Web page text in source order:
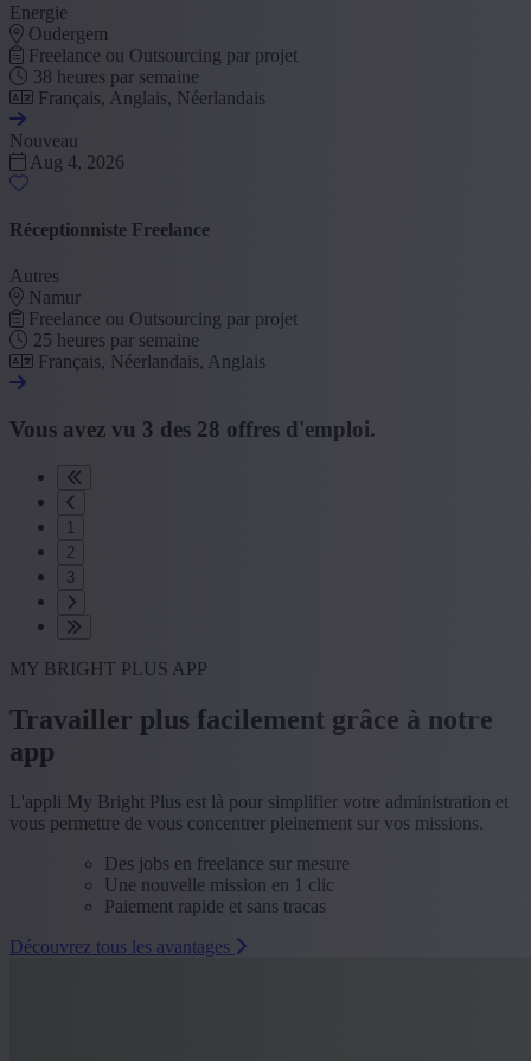
Energie
Oudergem
Freelance ou Outsourcing par projet
38 heures par semaine
Français, Anglais, Néerlandais
Nouveau
Aug 4, 2026
Réceptionniste Freelance
Autres
Namur
Freelance ou Outsourcing par projet
25 heures par semaine
Français, Néerlandais, Anglais
Vous avez vu 3 des 28 offres d'emploi.
1
2
3
MY BRIGHT PLUS APP
Travailler plus facilement grâce à notre
app
L'appli My Bright Plus est là pour simplifier votre administration et
vous permettre de vous concentrer pleinement sur vos missions.
Des jobs en freelance sur mesure
Une nouvelle mission en 1 clic
Paiement rapide et sans tracas
Découvrez tous les avantages